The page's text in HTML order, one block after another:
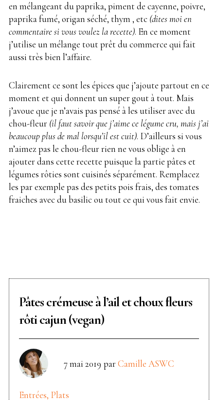
en mélangeant du paprika, piment de cayenne, poivre,
paprika fumé, origan séché, thym , etc (dites moi en
commentaire si vous voulez la recette). En ce moment
j’utilise un mélange tout prêt du commerce qui fait
aussi très bien l’affaire.
Clairement ce sont les épices que j’ajoute partout en ce
moment et qui donnent un super gout à tout. Mais
j’avoue que je n’avais pas pensé à les utiliser avec du
chou-fleur (il faut savoir que j’aime ce légume cru, mais j’ai
beaucoup plus de mal lorsqu’il est cuit). D’ailleurs si vous
n’aimez pas le chou-fleur rien ne vous oblige à en
ajouter dans cette recette puisque la partie pâtes et
légumes rôties sont cuisinés séparément. Remplacez
les par exemple pas des petits pois frais, des tomates
fraiches avec du basilic ou tout ce qui vous fait envie.
Pâtes crémeuse à l’ail et choux fleurs
rôti cajun (vegan)
7 mai 2019 parCamille ASWC
Entrées, Plats